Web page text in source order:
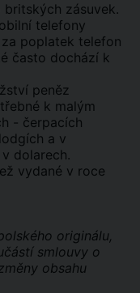
zásuvek.
telefony
poplatek telefon
často dochází k
peněz
k malým
- čerpacích
a v
dolarech.
vydané v roce
originálu,
smlouvy o
obsahu